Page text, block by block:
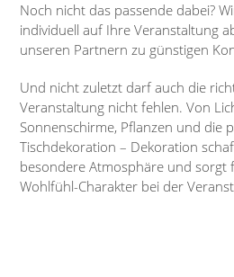
Noch nicht das passende dabei?
individuell auf Ihre Veranstaltung
unseren Partnern zu günstigen
Und nicht zuletzt darf auch die
Veranstaltung nicht fehlen. Von
Sonnenschirme, Pflanzen und die
Tischdekoration – Dekoration
besondere Atmosphäre und sorgt
Wohlfühl-Charakter bei der